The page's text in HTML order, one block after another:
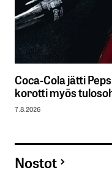
Coca-Cola jätti
korotti myös
7.8.2026
Nostot